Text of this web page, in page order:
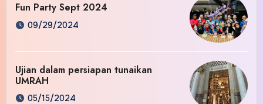
Fun Party Sept 2024
09/29/2024
Ujian dalam persiapan tunaikan
UMRAH
05/15/2024